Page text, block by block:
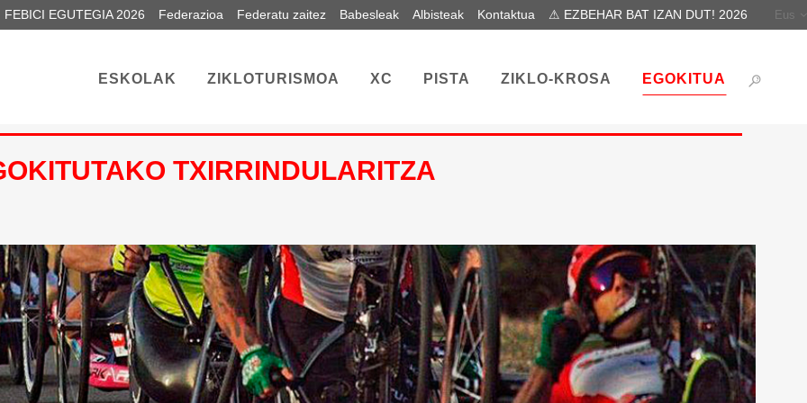
FEBICI EGUTEGIA 2026 Federazioa Federatu zaitez Babesleak Albisteak Kontaktua ⚠ EZBEHAR BAT IZAN DUT! 2026 Eus
ESKOLAK ZIKLOTURISMOA XC PISTA ZIKLO-KROSA EGOKITUA
TXIRRINDULARITZA